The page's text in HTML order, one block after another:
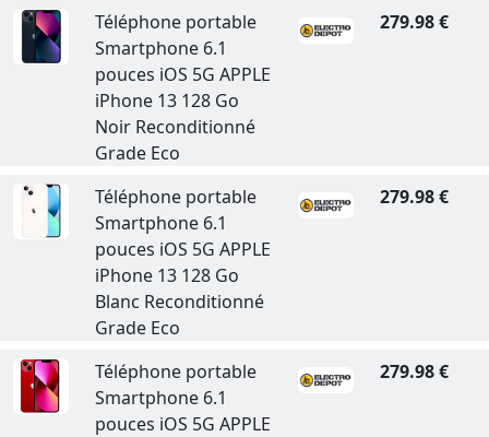
Téléphone portable
Smartphone 6.1
pouces iOS 5G APPLE
iPhone 13 128 Go
Noir Reconditionné
Grade Eco
279.98 €
Téléphone portable
Smartphone 6.1
pouces iOS 5G APPLE
iPhone 13 128 Go
Blanc Reconditionné
Grade Eco
279.98 €
Téléphone portable
Smartphone 6.1
pouces iOS 5G APPLE
279.98 €